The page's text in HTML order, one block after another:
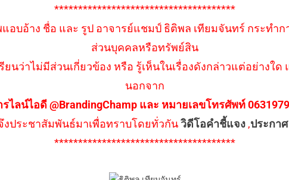
**************************************
บอ้าง ชื่อ และ รูป อาจารย์แชมป์ ธิติพล เทียมจันทร์ กระทำก
ส่วนบุคคลหรือทรัพย์สิน
นว่าไม่มีส่วนเกี่ยวข้อง หรือ รู้เห็นในเรื่องดังกล่าวแต่อย่างใ
นอกจาก
ไลน์ไอดี @BrandingChamp และ หมายเลขโทรศัพท์
งประชาสัมพันธ์มาเพื่อทราบโดยทั่วกันวิดีโอคำชี้แจง,ประกาศ
**************************************